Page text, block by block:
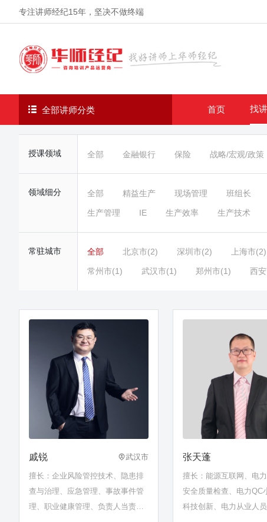
专注讲师经纪15年 ，坚决不做终端
全部讲师分类 首页 找
授课领域 全部 金融银行 保险 战略/宏观/政策
领域细分 全部 精益生产 现场管理 班组长
生产管理 IE 生产效率 生产技术
常驻城市 全部 北京市(2) 深圳市(2) 上海市(2)
常州市(1) 武汉市(1) 郑州市(1) 西
戚锐 武汉市
擅长：企业风险管控技术、隐患排
查与治理、应急管理、事故事件管
理、职业健康管理、负责人当责力
张天蓬
擅长：能源互联网、电力
安全质量检查、电力QC
科技创新、电力从业人员